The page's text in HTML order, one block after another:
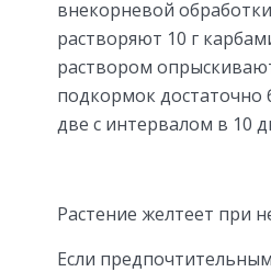
внекорневой
растворяют 10 г
раствором
подкормок достаточно
две с интервалом в 10
Растение желтеет при
Если